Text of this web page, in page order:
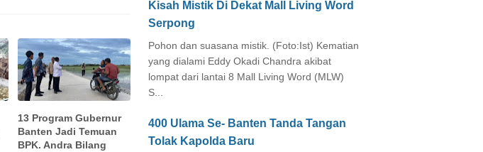
13 Program Gubernur
Banten Jadi Temuan
BPK. Andra Bilang
Kisah Mistik Di Dekat Mall Living Word
Serpong
Pohon dan suasana mistik. (Foto:Ist) Kematian
yang dialami Eddy Okadi Chandra akibat
lompat dari lantai 8 Mall Living Word (MLW)
S...
400 Ulama Se- Banten Tanda Tangan
Tolak Kapolda Baru